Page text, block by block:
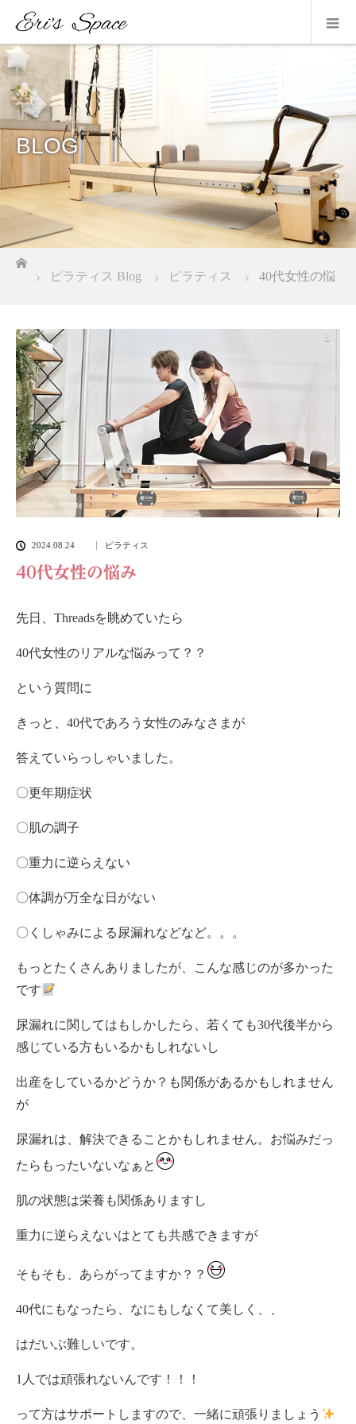
BLOG
ホーム
ピラティス Blog
ピラティス 40代女性の悩
2024.08.24 ピラティス
40代女性の悩み
先日、Threadsを眺めていたら
40代女性のリアルな悩みって？？
という質問に
きっと、40代であろう女性のみなさまが
答えていらっしゃいました。
〇更年期症状
〇肌の調子
〇重力に逆らえない
〇体調が万全な日がない
〇くしゃみによる尿漏れなどなど。。。
もっとたくさんありましたが、こんな感じのが多かった
です
尿漏れに関してはもしかしたら、若くても30代後半から
感じている方もいるかもしれないし
出産をしているかどうか？も関係があるかもしれません
が
尿漏れは、解決できることかもしれません。お悩みだっ
たらもったいないなぁと
肌の状態は栄養も関係ありますし
重力に逆らえないはとても共感できますが
そもそも、あらがってますか？？
40代にもなったら、なにもしなくて美しく、、
はだいぶ難しいです。
1人では頑張れないんです！！！
って方はサポートしますので、一緒に頑張りましょう